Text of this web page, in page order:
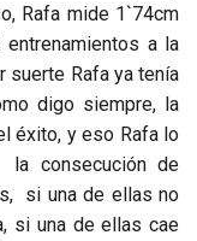
Rafa mide 1`74cm
a la
suerte Rafa ya tenía
digo siempre, la
éxito, y eso Rafa lo
la consecución de
si una de ellas no
si una de ellas cae